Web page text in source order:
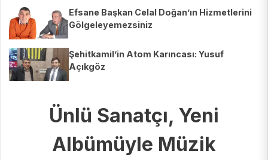
Efsane Başkan Celal Doğan’ın Hizmetlerini
Gölgeleyemezsiniz
Şehitkamil’in Atom Karıncası: Yusuf
Açıkgöz
Ünlü Sanatçı, Yeni
Albümüyle Müzik